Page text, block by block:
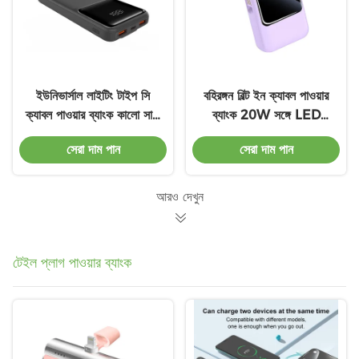
ইউনিভার্সাল লাইটিং টাইপ সি
ক্যাবল পাওয়ার ব্যাংক কালো সাদা
ওভারচার্জ সুরক্ষা
সেরা দাম পান
বহিরঙ্গন বিল্ট ইন ক্যাবল পাওয়ার
ব্যাংক 20W সঙ্গে LED
নির্দেশক লাইট
সেরা দাম পান
আরও দেখুন
টেইল প্লাগ পাওয়ার ব্যাংক